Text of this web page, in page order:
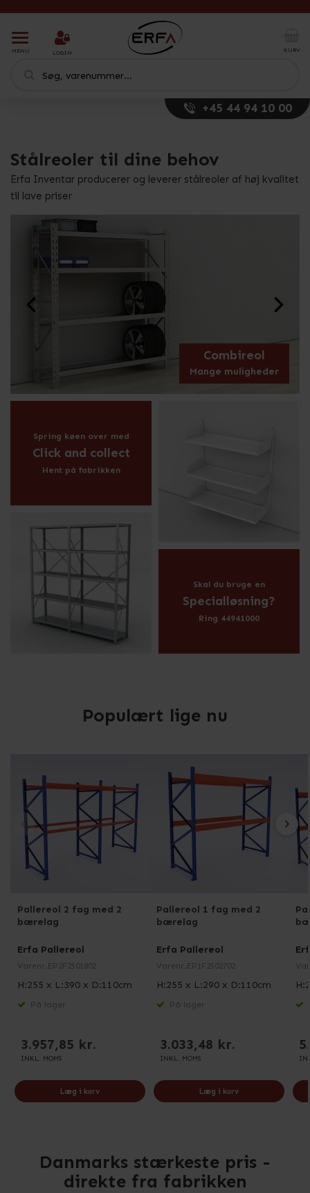
T
o
g
i
g
a
t
MENU LOGIN
+45 44 94 10 00
KURV
Stålreoler til dine behov
Erfa Inventar producerer og leverer stålreoler af høj kvalitet
til lave priser
Combireol
Mange muligheder
Spring køen over med
Click and collect
Hent på fabrikken
Skal du bruge en
Specialløsning?
Ring 44941000
Populært lige nu
Pallereol 2 fag med 2
bærelag
Erfa Pallereol
Varenr. EP2F2501802
H:255 x L:390 x D:110cm
På lager
3.957,85 kr.
INKL. MOMS
Læg i kurv
Pallereol 1 fag med 2
bærelag
Erfa Pallereol
Varenr. EP1F2502702
H:255 x L:290 x D:110cm
På lager
3.033,48 kr.
INKL. MOMS
Læg i kurv
Danmarks stærkeste pris -
direkte fra fabrikken